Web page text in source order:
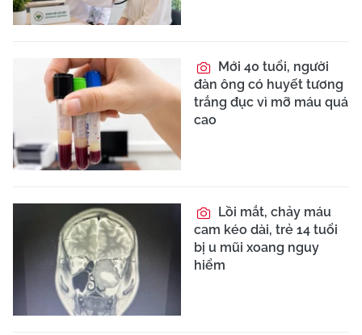
Mới 40 tuổi, người
đàn ông có huyết tương
trắng đục vì mỡ máu quá
cao
Lồi mắt, chảy máu
cam kéo dài, trẻ 14 tuổi
bị u mũi xoang nguy
hiểm